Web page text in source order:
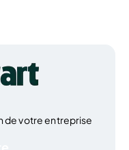
de votre entreprise